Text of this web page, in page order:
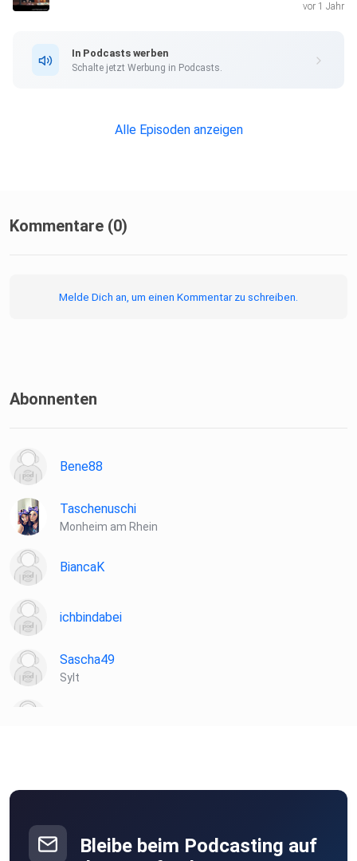
vor 1 Jahr
In Podcasts werben
Schalte jetzt Werbung in Podcasts.
Alle Episoden anzeigen
Kommentare (0)
Melde Dich an, um einen Kommentar zu schreiben.
Abonnenten
Bene88
Taschenuschi
Monheim am Rhein
BiancaK
ichbindabei
Sascha49
Sylt
Bleibe beim Podcasting auf